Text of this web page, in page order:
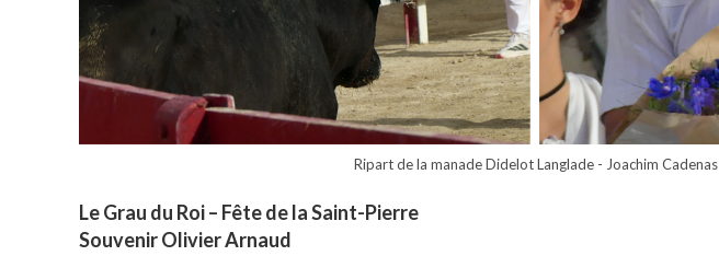
Ripart de la manade Didelot Langlade - Joachim Cadenas
Le Grau du Roi – Fête de la Saint-Pierre
Souvenir Olivier Arnaud